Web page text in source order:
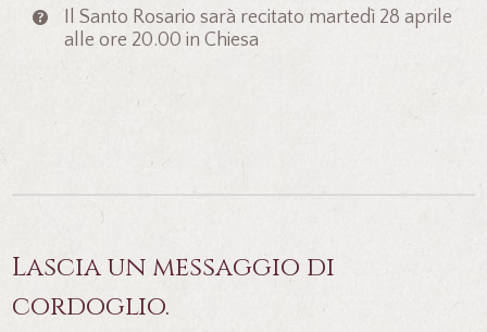
Il Santo Rosario sarà recitato martedì 28 aprile
alle ore 20.00 in Chiesa
Lascia un messaggio di
cordoglio.